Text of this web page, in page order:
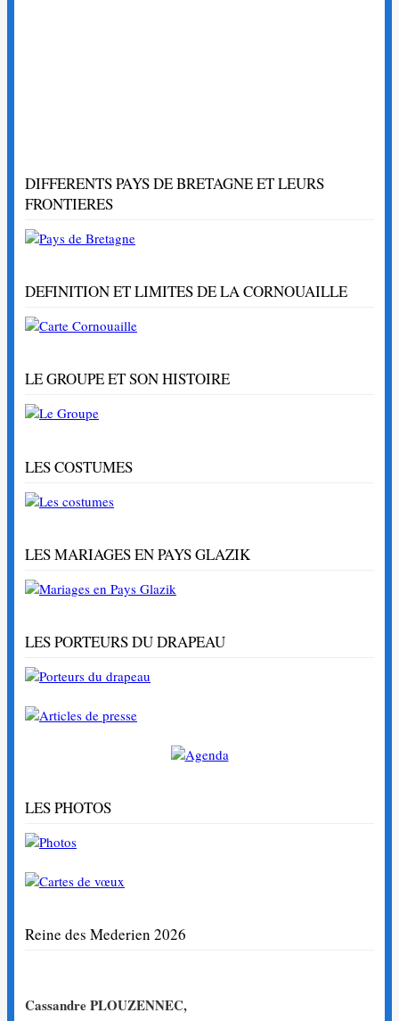
DIFFERENTS PAYS DE BRETAGNE ET LEURS
FRONTIERES
DEFINITION ET LIMITES DE LA CORNOUAILLE
LE GROUPE ET SON HISTOIRE
LES COSTUMES
LES MARIAGES EN PAYS GLAZIK
LES PORTEURS DU DRAPEAU
LES PHOTOS
Reine des Mederien 2026
Cassandre PLOUZENNEC,